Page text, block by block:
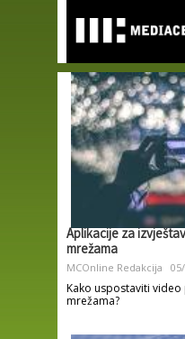
main
Aplikacije za
mrežama
MCOnline Redakcija
Kako uspostaviti
mrežama?